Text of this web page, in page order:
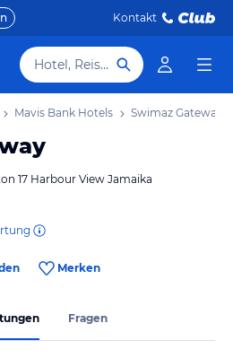
Kontakt
Hotel, Reiseziel
Mavis Bank Hotels Swimaz Gateway
17 Harbour View Jamaika
Merken
Fragen